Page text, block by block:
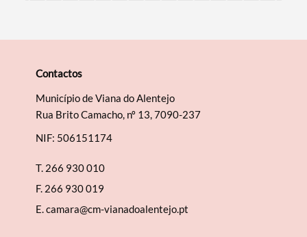
Contactos
Município de Viana do Alentejo
Rua Brito Camacho, nº 13, 7090-237
NIF: 506151174
T. 266 930 010
F. 266 930 019
E.camara@cm-vianadoalentejo.pt